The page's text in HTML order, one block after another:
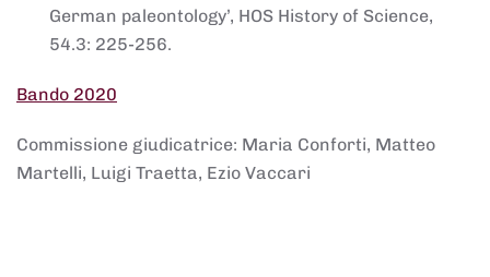
German paleontology’, HOS History of Science,
54.3: 225-256.
Bando 2020
Commissione giudicatrice: Maria Conforti, Matteo
Martelli, Luigi Traetta, Ezio Vaccari